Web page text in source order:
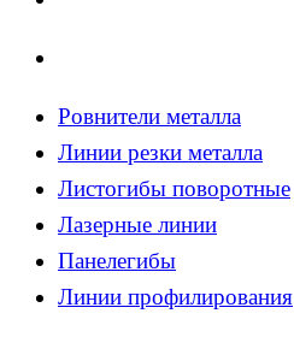
Ровнители металла
Линии резки металла
Листогибы поворотные
Лазерные линии
Панелегибы
Линии профилирования